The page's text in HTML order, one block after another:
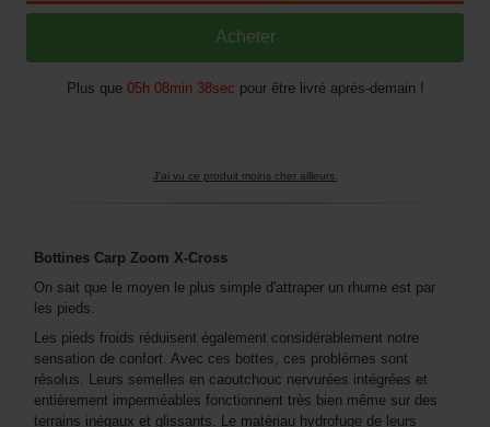
Plus que 05h 08min 37sec pour être livré après-demain !
J'ai vu ce produit moins cher ailleurs.
Bottines Carp Zoom X-Cross
On sait que le moyen le plus simple d'attraper un rhume est par
les pieds.
Les pieds froids réduisent également considérablement notre
sensation de confort. Avec ces bottes, ces problèmes sont
résolus. Leurs semelles en caoutchouc nervurées intégrées et
entièrement imperméables fonctionnent très bien même sur des
terrains inégaux et glissants. Le matériau hydrofuge de leurs